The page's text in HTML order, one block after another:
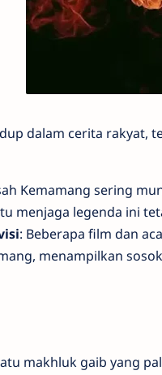
dalam cerita rakyat,
Kemamang sering
menjaga legenda ini
: Beberapa film dan
menampilkan
makhluk gaib yang